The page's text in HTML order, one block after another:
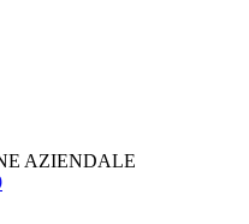
AZIENDALE